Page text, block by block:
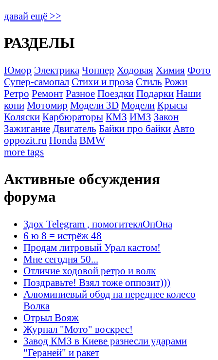
давай ещё >>
РАЗДЕЛЫ
Юмор Электрика Чоппер Ходовая Химия Фото
Супер-самопал Стихи и проза Стиль Рожи
Ретро Ремонт Разное Поездки Подарки Наши
кони Мотомир Модели 3D Модели Крысы
Коляски Карбюраторы КМЗ ИМЗ Закон
Зажигание Двигатель Байки про байки Авто
oppozit.ru Honda BMW
more tags
Активные обсуждения
форума
Здох Telegram , помогитеклОпОна
6 ю 8 = истрёж 48
Продам литровый Урал кастом!
Мне сегодня 50...
Отличие ходовой ретро и волк
Поздравьте! Взял тоже оппозит)))
Алюминиевый обод на переднее колесо
Волка
Отрыл Вояж
Журнал "Мото" воскрес!
Завод КМЗ в Киеве разнесли ударами
"Гераней" и ракет